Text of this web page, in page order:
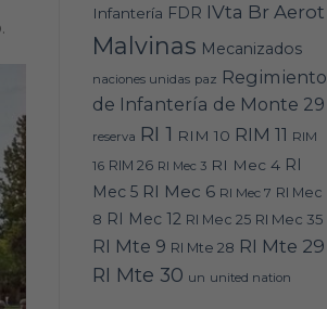
Infantería FDR IVta Br Aerot
Malvinas Mecanizados
naciones unidas paz Regimiento
de Infantería de Monte 29
reserva RI 1 RIM 10 RIM 11 RIM
16 RIM 26 RI Mec 3 RI Mec 4 RI
Mec 5 RI Mec 6 RI Mec 7 RI Mec
8 RI Mec 12 RI Mec 25 RI Mec 35
RI Mte 9 RI Mte 28 RI Mte 29
RI Mte 30 un united nation